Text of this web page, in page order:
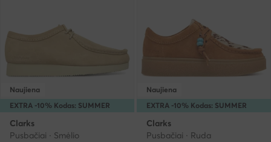
EXTRA -10% Kodas: SUMMER
Naujiena
Clarks
Pusbačiai · Smėlio
EXTRA -10% Kodas: SUMMER
Naujiena
Clarks
Pusbačiai · Ruda